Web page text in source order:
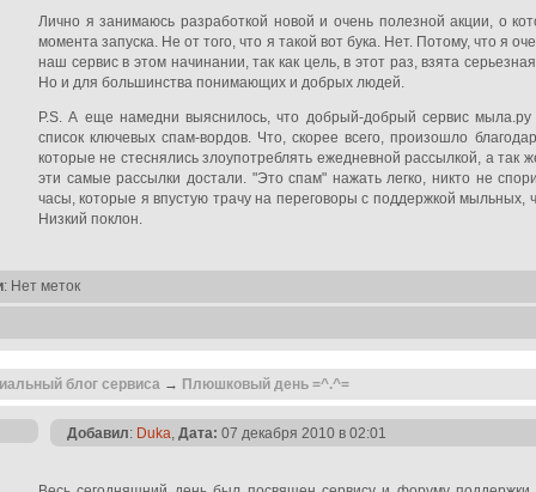
Лично я занимаюсь разработкой новой и очень полезной акции, о
момента запуска. Не от того, что я такой вот бука. Нет. Потому, что я
наш сервис в этом начинании, так как цель, в этот раз, взята
Но и для большинства понимающих и добрых людей.
P.S. А еще намедни выяснилось, что добрый-добрый сервис
список ключевых спам-вордов. Что, скорее всего, произошло
которые не стеснялись злоупотреблять ежедневной рассылкой, а так
эти самые рассылки достали. "Это спам" нажать легко, никто не
часы, которые я впустую трачу на переговоры с поддержкой мыльных,
Низкий поклон.
: Нет меток
блог сервиса → Плюшковый день =^.^=
Добавил: Duka, Дата: 07 декабря 2010 в 02:01